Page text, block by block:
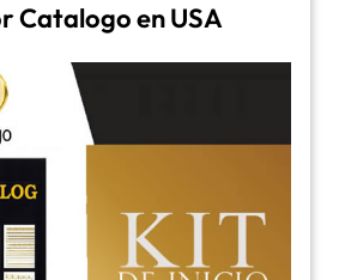
Catalogo en USA